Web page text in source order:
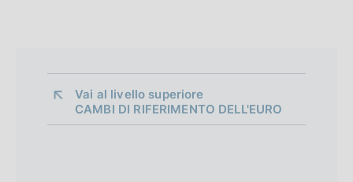
Vai al livello superiore
CAMBI DI RIFERIMENTO DELL'EURO